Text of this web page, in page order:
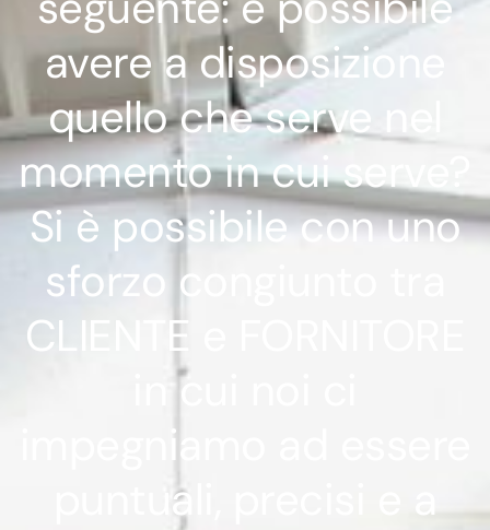
avere a disposizione
quello che serve nel
momento in cui serve?
Si è possibile con uno
sforzo congiunto tra
CLIENTE e FORNITORE
in cui noi ci
impegniamo ad essere
puntuali, precisi e a